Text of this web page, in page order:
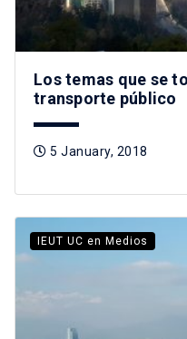
Los temas que se
transporte público
5 January, 2018
IEUT UC en Medios